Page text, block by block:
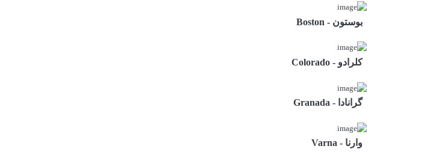
بوستون - Boston
کلرادو - Colorado
گرانادا - Granada
وارنا - Varna